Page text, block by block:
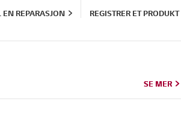
EN REPARASJON REGISTRER ET PRODUKT
SE MER
SE MER